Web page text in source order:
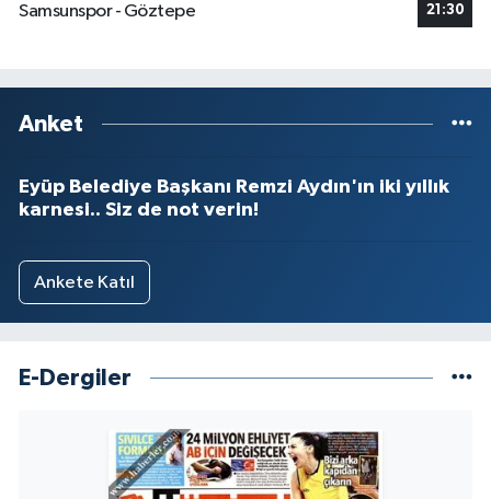
Samsunspor - Göztepe
21:30
Anket
Eyüp Belediye Başkanı Remzi Aydın'ın iki yıllık
karnesi.. Siz de not verin!
Ankete Katıl
E-Dergiler